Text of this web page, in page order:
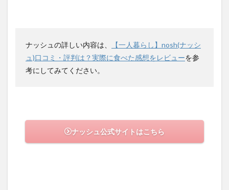
ナッシュの詳しい内容は、
【一人暮らし】nosh(ナッシ
ュ)口コミ・評判は？実際に食べた感想をレビューを参
考にしてみてください。
ナッシュ公式サイトはこちら